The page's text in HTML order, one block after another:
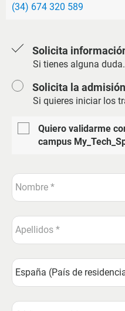
(34) 674 320 589
Solicita
Si tienes alguna duda.
Solicita la admisión
Si quieres iniciar los
Quiero validarme
campus